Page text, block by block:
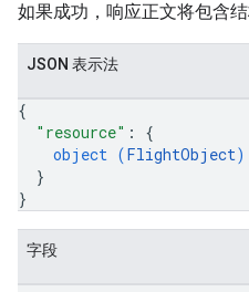
如果成功，响应正文将包含结
JSON 表示法
{
"resource" : {
object (FlightObject)
}
}
字段